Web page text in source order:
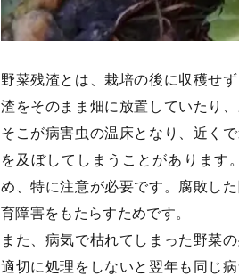
野菜残渣とは、栽培の後に収穫せ
渣をそのまま畑に放置していたり
そこが病害虫の温床となり、近く
を及ぼしてしまうことがあります
め、特に注意が必要です。腐敗し
育障害をもたらすためです。
また、病気で枯れてしまった野菜
適切に処理をしないと翌年も同じ